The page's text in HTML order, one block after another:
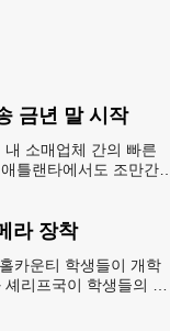
금년 말 시작
소매업체 간의 빠른
틀랜타에서도 조만간
라 장착
카운티 학생들이 개학
리프국이 학생들의 안